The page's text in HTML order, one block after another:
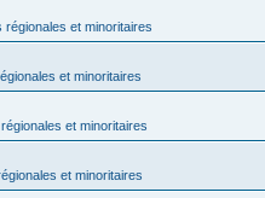
régionales et minoritaires
et minoritaires
et minoritaires
et minoritaires